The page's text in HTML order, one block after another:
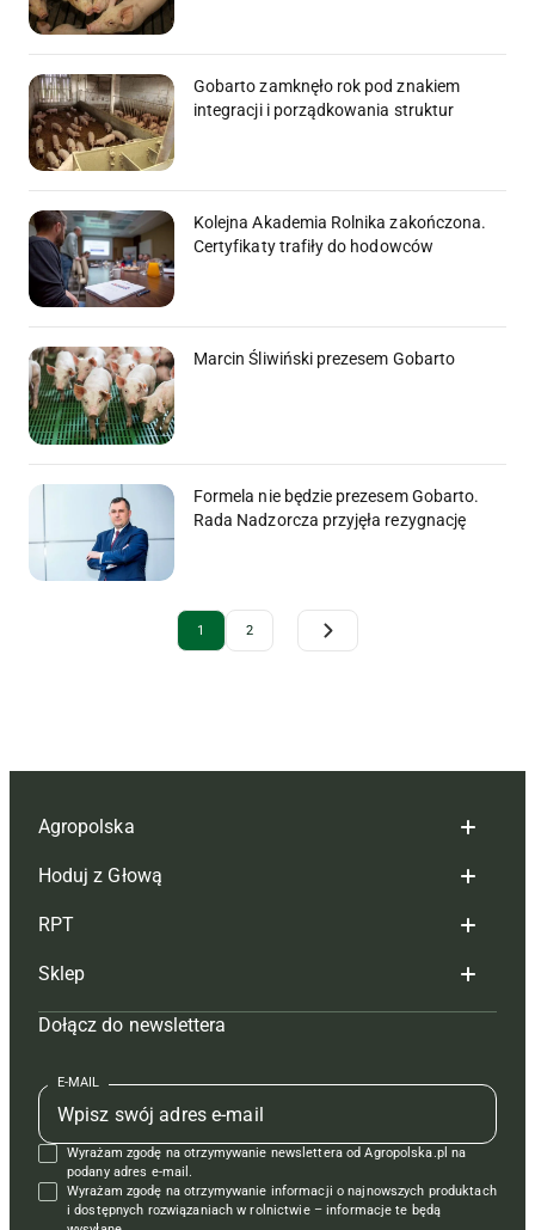
Gobarto zamknęło rok pod znakiem
integracji i porządkowania struktur
Kolejna Akademia Rolnika zakończona.
Certyfikaty trafiły do hodowców
Marcin Śliwiński prezesem Gobarto
Formela nie będzie prezesem Gobarto.
Rada Nadzorcza przyjęła rezygnację
Archive Pagination
1 2
Agropolska
Redakcja
Reklama
Tagi
Mapa serwisu
Kontakt
Regulamin
Polityka prywatności
Hoduj z Głową
Hoduj z głową bydło
Hoduj z głową świnie
Prenumerata
Redakcja
Kontakt
Reklama
RPT
Redakcja
Prenumerata
Reklama
Kontakt
Krzyżówki
Sklep
Czasopisma i prenumerata
Książki
Regulamin
Dołącz do newslettera
E-MAIL
Wyrażam zgodę na otrzymywanie newslettera od Agropolska.pl na
podany adres e-mail.
Wyrażam zgodę na otrzymywanie informacji o najnowszych produktach
i dostępnych rozwiązaniach w rolnictwie – informacje te będą